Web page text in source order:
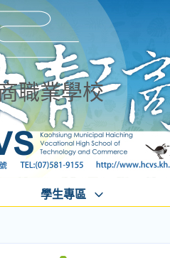
職業學校
學生專區